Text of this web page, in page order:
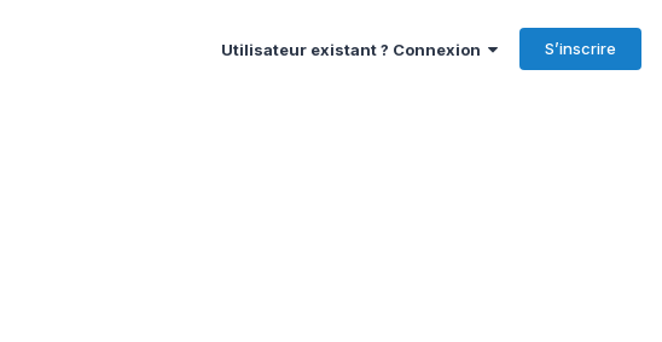
Utilisateur existant ? Connexion S’inscrire